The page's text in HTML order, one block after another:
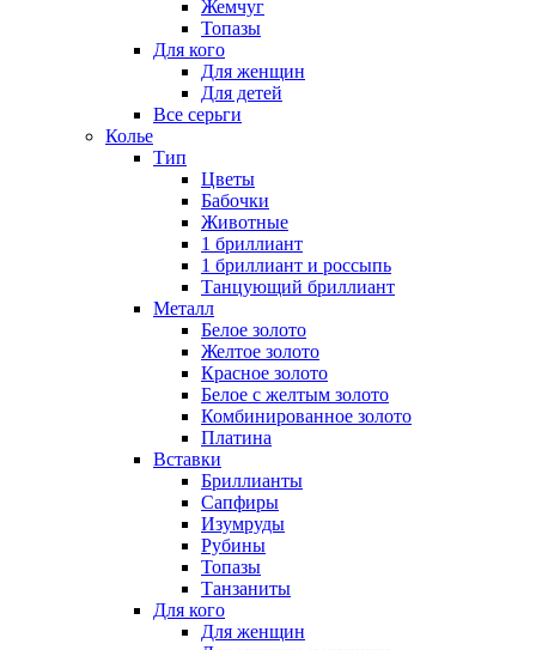
Жемчуг
Топазы
Для кого
Для женщин
Для детей
Все серьги
Колье
Тип
Цветы
Бабочки
Животные
1 бриллиант
1 бриллиант и россыпь
Танцующий бриллиант
Металл
Белое золото
Желтое золото
Красное золото
Белое с желтым золото
Комбинированное золото
Платина
Вставки
Бриллианты
Сапфиры
Изумруды
Рубины
Топазы
Танзаниты
Для кого
Для женщин